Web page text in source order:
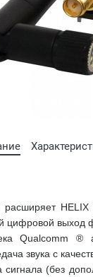
расширяет
цифровой выход
Qualcomm
звука с
(без